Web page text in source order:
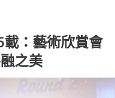
：藝術欣賞會
之美